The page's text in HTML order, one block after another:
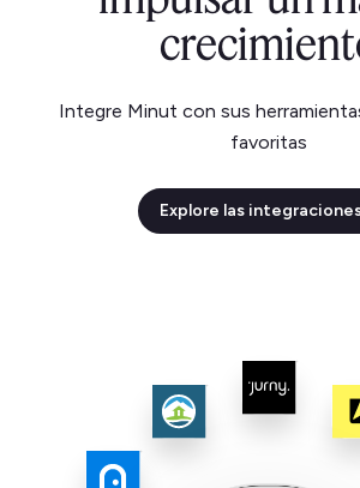
Integre Minut con sus
favoritas
Explore las